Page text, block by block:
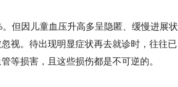
但因儿童血压升高多呈隐匿、缓慢进展状
视。待出现明显症状再去就诊时，往往已
等损害，且这些损伤都是不可逆的。